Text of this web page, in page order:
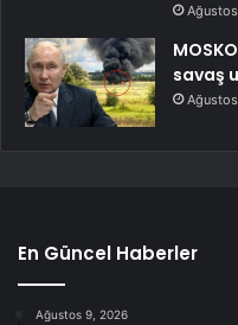
savaş
En Güncel Haberler
Ağustos 9, 2026